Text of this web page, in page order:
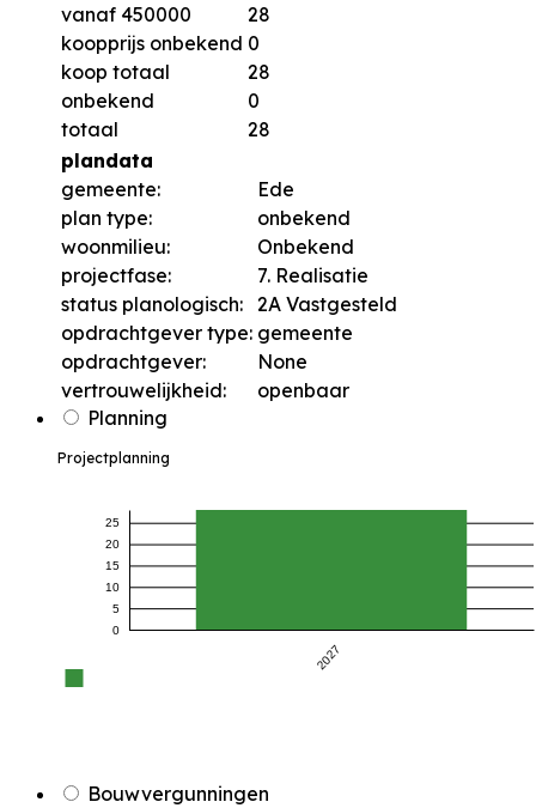
vanaf 450000
28
koopprijs onbekend 0
koop totaal
28
onbekend
0
totaal
28
plandata
gemeente:
Ede
plan type:
onbekend
woonmilieu:
Onbekend
projectfase:
7. Realisatie
status planologisch: 2A Vastgesteld
opdrachtgever type: gemeente
opdrachtgever:
None
vertrouwelijkheid:
openbaar
Planning
Projectplanning
0
5
10
15
20
25
2027
Bouwvergunningen